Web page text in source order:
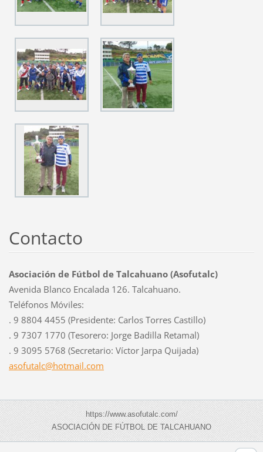
Contacto
Asociación de Fútbol de Talcahuano (Asofutalc)
Avenida Blanco Encalada 126. Talcahuano.
Teléfonos Móviles:
. 9 8804 4455 (Presidente: Carlos Torres Castillo)
. 9 7307 1770 (Tesorero: Jorge Badilla Retamal)
. 9 3095 5768 (Secretario: Víctor Jarpa Quijada)
asofutalc@hotmail.com
https://www.asofutalc.com/
ASOCIACIÓN DE FÚTBOL DE TALCAHUANO